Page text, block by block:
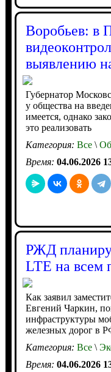
Воробьев: в
выявлению
Губернатор
у общества на
имеется, однако
это реализовать
Категория: Все\
Время: 04.06.2026
РЖД
LTE на
Как заявил
Евгений Чаркин,
инфраструктуры
железных дорог в
Категория: Все\
Время: 04.06.2026